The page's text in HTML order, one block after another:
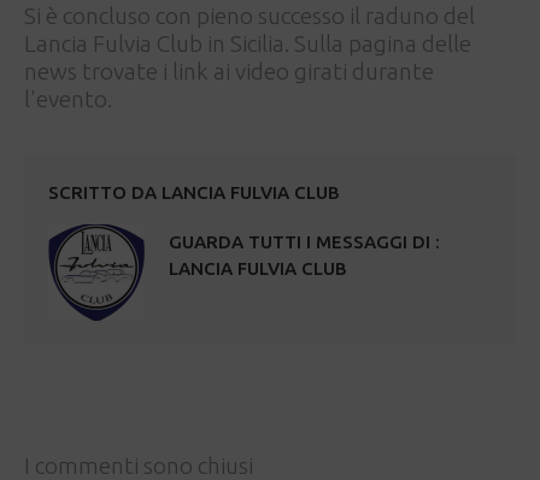
Si è concluso con pieno successo il raduno del
Lancia Fulvia Club in Sicilia. Sulla pagina delle
news trovate i link ai video girati durante
l'evento.
SCRITTO DA LANCIA FULVIA CLUB
GUARDA TUTTI I MESSAGGI DI :
LANCIA FULVIA CLUB
I commenti sono chiusi